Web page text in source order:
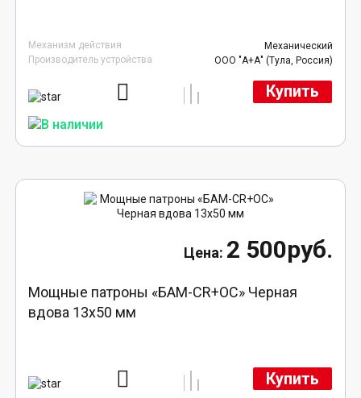
Механизм действия
Механический
Производитель устройства
ООО "А+А" (Тула, Россия)
Купить
2 500руб.
Мощные патроны «БАМ-CR+ОС» Черная
вдова 13х50 мм
Купить